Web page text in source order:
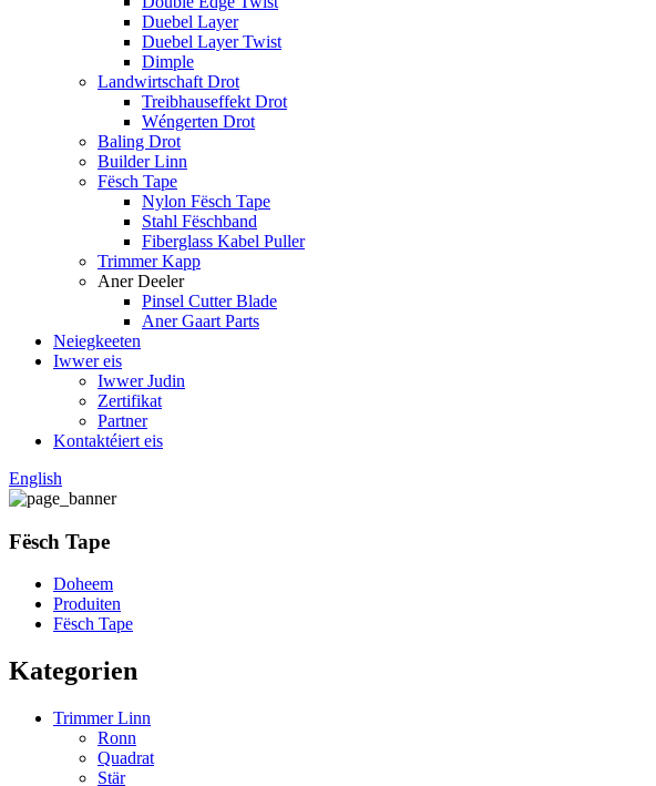
Duebel Layer
Duebel Layer Twist
Dimple
Landwirtschaft Drot
Treibhauseffekt Drot
Wéngerten Drot
Baling Drot
Builder Linn
Fësch Tape
Nylon Fësch Tape
Stahl Fëschband
Fiberglass Kabel Puller
Trimmer Kapp
Aner Deeler
Pinsel Cutter Blade
Aner Gaart Parts
Neiegkeeten
Iwwer eis
Iwwer Judin
Zertifikat
Partner
Kontaktéiert eis
English
Fësch Tape
Doheem
Produiten
Fësch Tape
Kategorien
Trimmer Linn
Ronn
Quadrat
Stär